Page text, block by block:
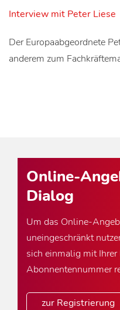
Interview mit Peter Liese
Der Europaabgeordnete
anderem zum
Online-
Dialog
Um das Online-
uneingeschränkt
sich einmalig mit
Abonnentennummer
zur Registrierung